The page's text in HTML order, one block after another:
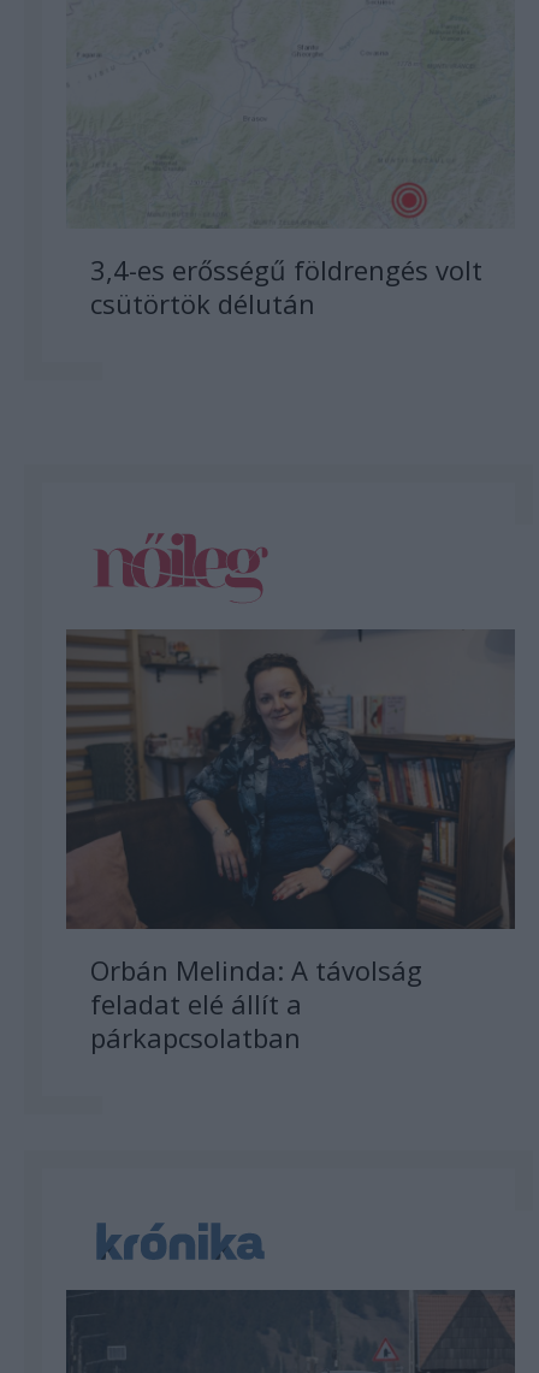
3,4-es erősségű földrengés volt
csütörtök délután
Orbán Melinda: A távolság
feladat elé állít a
párkapcsolatban